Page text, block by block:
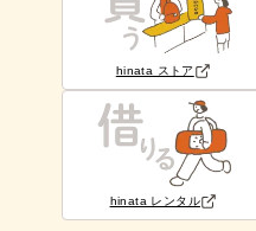
hinata ストア
hinata レンタル